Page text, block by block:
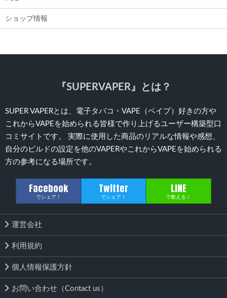
ショップ情報
『SUPERVAPER』とは？
SUPER VAPERとは、電子タバコ・VAPE（ベイプ）好きの方や
これからVAPEを始められる皆様で作り上げるユーザー構築型口
コミサイトです。 実際に使用した商品のリアルな情報や感想、
自分のビルドの設定を他のVAPERやこれからVAPEを始められる
方の参考になる場所です。
Facebook
でシェア！
Twitter
でシェア！
LINE
で教える！
運営会社
利用規約
個人情報保護方針
お問い合わせ（Contact us）